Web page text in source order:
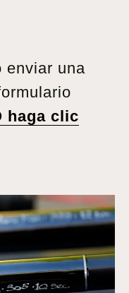
enviar una
haga clic